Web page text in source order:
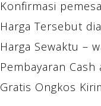
Konfirmasi
Harga Tersebut
Harga Sewaktu –
Pembayaran
Gratis Ongkos